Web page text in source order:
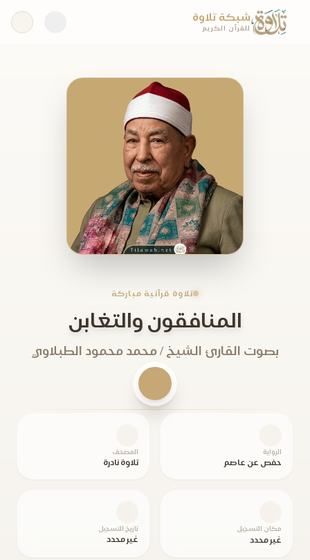
شبكة تلاوة
للقرآن الكريم
تلاوة قرآنية مباركة
المنافقون والتغابن
بصوت القارئ الشيخ / محمد محمود الطبلاوي
الرواية
حفص عن عاصم
المصحف
تلاوة نادرة
مكان التسجيل
غير محدد
تاريخ التسجيل
غير محدد